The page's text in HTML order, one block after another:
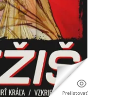
Prelistovať